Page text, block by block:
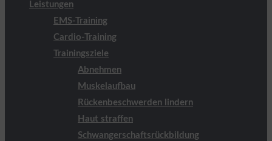
Leistungen
EMS-Training
Cardio-Training
Trainingsziele
Abnehmen
Muskelaufbau
Rückenbeschwerden lindern
Haut straffen
Schwangerschaftsrückbildung